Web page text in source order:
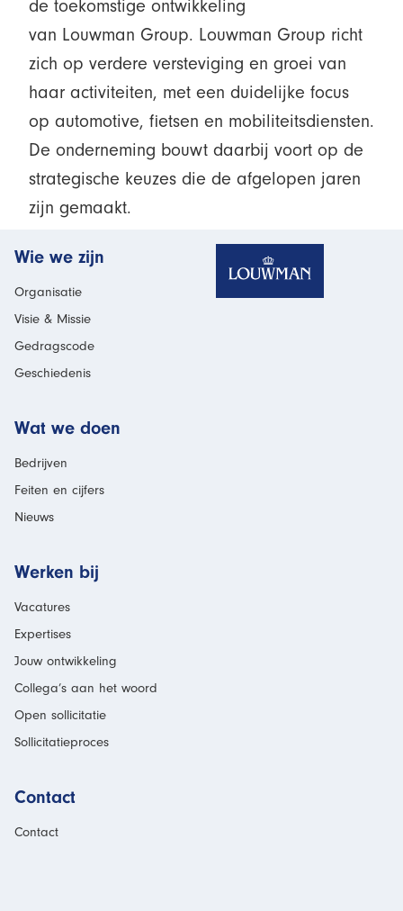
de toekomstige ontwikkeling
van Louwman Group. Louwman Group richt
zich op verdere versteviging en groei van
haar activiteiten, met een duidelijke focus
op automotive, fietsen en mobiliteitsdiensten.
De onderneming bouwt daarbij voort op de
strategische keuzes die de afgelopen jaren
zijn gemaakt.
Wie we zijn
Organisatie
Visie & Missie
Gedragscode
Geschiedenis
Wat we doen
Bedrijven
Feiten en cijfers
Nieuws
Werken bij
Vacatures
Expertises
Jouw ontwikkeling
Collega’s aan het woord
Open sollicitatie
Sollicitatieproces
Contact
Contact